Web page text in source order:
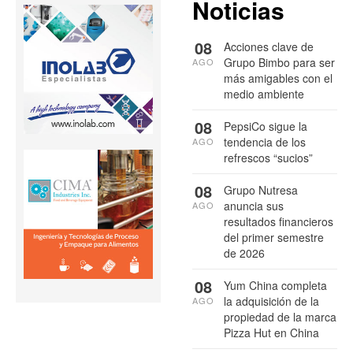
Noticias
Acciones clave de
Grupo Bimbo para ser
más amigables con el
medio ambiente
08
AGO
PepsiCo sigue la
tendencia de los
refrescos “sucios”
08
AGO
Grupo Nutresa
anuncia sus
resultados financieros
del primer semestre
de 2026
08
AGO
Yum China completa
la adquisición de la
propiedad de la marca
Pizza Hut en China
08
AGO